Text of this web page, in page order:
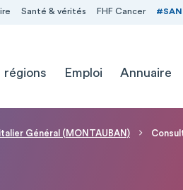
Santé & vérités FHF Cancer
régions Emploi Annuaire
Général (MONTAUBAN)